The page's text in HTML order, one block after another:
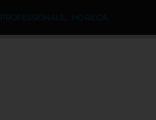
PROFESSIONALE HO.RE.CA.